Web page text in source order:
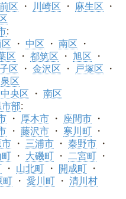
区 川崎区
麻生区
:
中区
南区
区 都筑区
旭区
区 金沢区
戸塚区
泉区
中央区
南区
部:
厚木市
座間市
藤沢市
寒川町
市 三浦市
秦野市
町 大磯町
二宮町
山北町
開成町
町 愛川町 清川村